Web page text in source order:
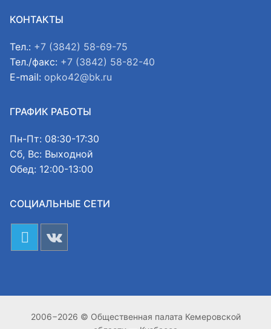
КОНТАКТЫ
Тел.: +7 (3842) 58-69-75
Тел./факс: +7 (3842) 58-82-40
E-mail: opko42@bk.ru
ГРАФИК РАБОТЫ
Пн-Пт: 08:30-17:30
Сб, Вс: Выходной
Обед: 12:00-13:00
СОЦИАЛЬНЫЕ СЕТИ
2006−2026 © Общественная палата Кемеровской